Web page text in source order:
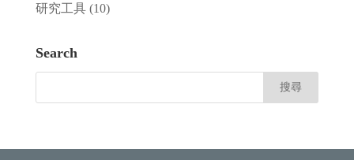
研究工具(10)
Search